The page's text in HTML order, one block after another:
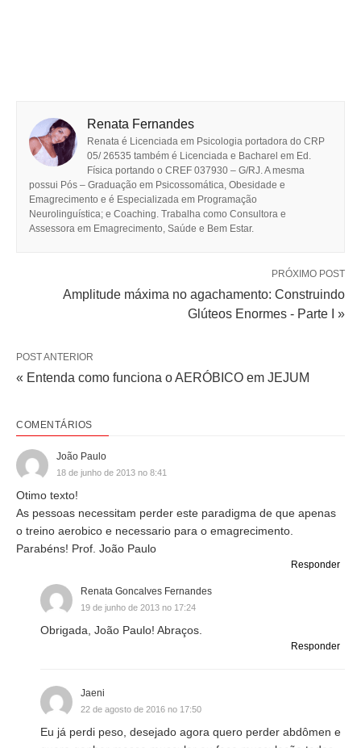
Renata Fernandes
Renata é Licenciada em Psicologia portadora do CRP
05/ 26535 também é Licenciada e Bacharel em Ed.
Física portando o CREF 037930 – G/RJ. A mesma
possui Pós – Graduação em Psicossomática, Obesidade e
Emagrecimento e é Especializada em Programação
Neurolinguística; e Coaching. Trabalha como Consultora e
Assessora em Emagrecimento, Saúde e Bem Estar.
PRÓXIMO POST
Amplitude máxima no agachamento: Construindo
Glúteos Enormes - Parte I »
POST ANTERIOR
« Entenda como funciona o AERÓBICO em JEJUM
COMENTÁRIOS
João Paulo
18 de junho de 2013 no 8:41
Otimo texto!
As pessoas necessitam perder este paradigma de que apenas
o treino aerobico e necessario para o emagrecimento.
Parabéns! Prof. João Paulo
Responder
Renata Goncalves Fernandes
19 de junho de 2013 no 17:24
Obrigada, João Paulo! Abraços.
Responder
Jaeni
22 de agosto de 2016 no 17:50
Eu já perdi peso, desejado agora quero perder abdômen e